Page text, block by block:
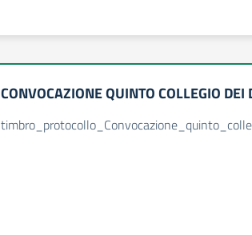
CONVOCAZIONE QUINTO COLLEGIO DEI